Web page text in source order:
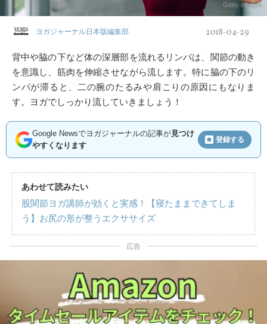
Getty Images
ヨガジャーナル日本版編集部 2018-04-29
背中や脇の下など体の深層部を流れるリンパは、関節の動き
を意識し、筋肉を伸縮させながら流します。特に脇の下のリ
ンパが滞ると、二の腕のたるみや肩こりの原因にもなりま
す。ヨガでしっかり流していきましょう！
Google Newsでヨガジャーナルの記事が見つけ
やすくなります
登録する
あわせて読みたい
股関節ヨガ講師が効くと実感！【寝たままできてしま
う】お尻の形が整うエクササイズ
広告